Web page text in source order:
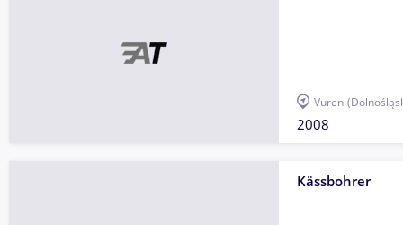
Vuren
2008
Kässbohrer